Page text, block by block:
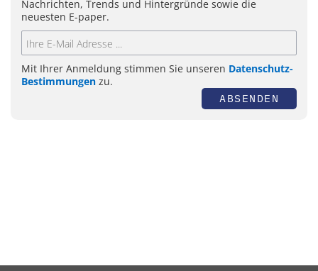
Nachrichten, Trends und Hintergründe sowie die
neuesten E-paper.
Mit Ihrer Anmeldung stimmen Sie unseren Datenschutz-
Bestimmungen zu.
ABSENDEN